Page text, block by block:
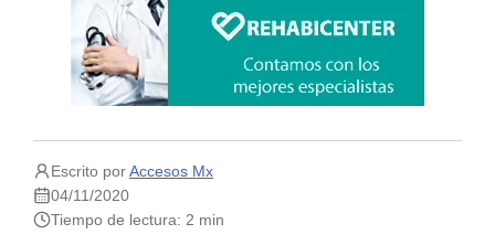
Escrito porAccesos Mx
04/11/2020
Tiempo de lectura: 2 min